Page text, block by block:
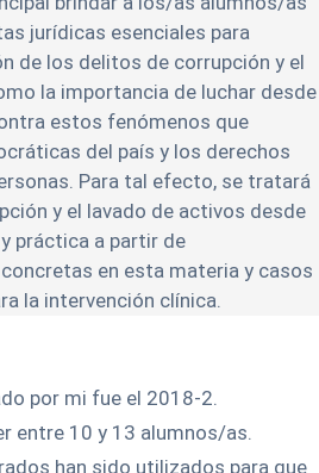
jurídicas esenciales para
de los delitos de corrupción y el
la importancia de luchar desde
estos fenómenos que
del país y los derechos
Para tal efecto, se tratará
y el lavado de activos desde
práctica a partir de
en esta materia y casos
la intervención clínica.
por mi fue el 2018-2.
entre 10 y 13 alumnos/as.
han sido utilizados para que